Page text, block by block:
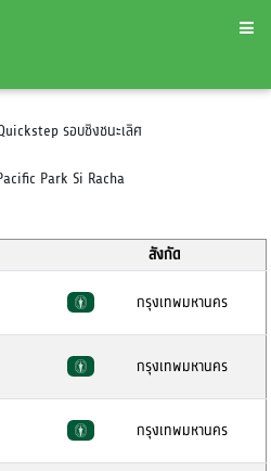
รอบชิงชนะเลิศ
Park Si Racha
สังกัด
กรุงเทพมหานคร
กรุงเทพมหานคร
กรุงเทพมหานคร